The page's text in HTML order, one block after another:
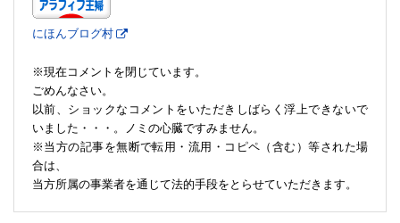
にほんブログ村
※現在コメントを閉じています。
ごめんなさい。
以前、ショックなコメントをいただきしばらく浮上できないで
いました・・・。ノミの心臓ですみません。
※当方の記事を無断で転用・流用・コピペ（含む）等された場
合は、
当方所属の事業者を通じて法的手段をとらせていただきます。